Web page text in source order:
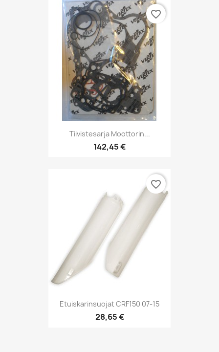
Tiivistesarja Moottorin...
142,45 €
favorite_border
Etuiskarinsuojat CRF150 07-15
28,65 €
favorite_border